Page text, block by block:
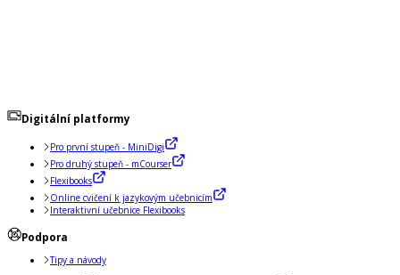
Digitální platformy
Pro první stupeň - MiniDigi
Pro druhý stupeň - mCourser
Flexibooks
Online cvičení k jazykovým učebnicím
Interaktivní učebnice Flexibooks
Podpora
Tipy a návody